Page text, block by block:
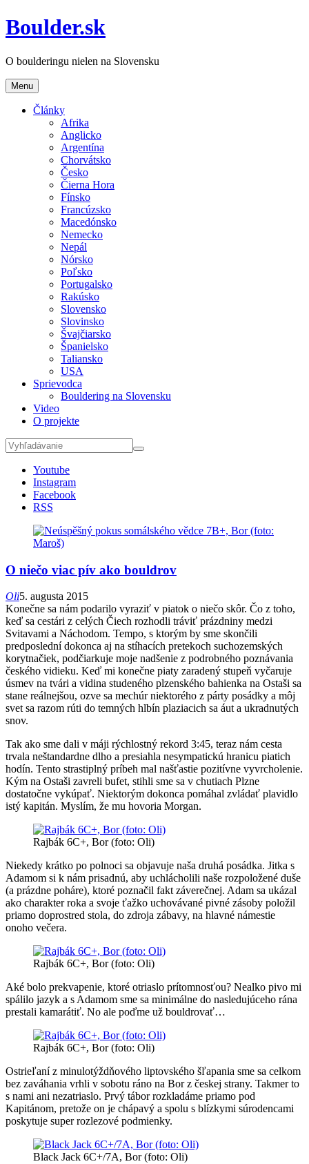
Boulder.sk
O boulderingu nielen na Slovensku
Menu
Články
Afrika
Anglicko
Argentína
Chorvátsko
Česko
Čierna Hora
Fínsko
Francúzsko
Macedónsko
Nemecko
Nepál
Nórsko
Poľsko
Portugalsko
Rakúsko
Slovensko
Slovinsko
Švajčiarsko
Španielsko
Taliansko
USA
Sprievodca
Bouldering na Slovensku
Video
O projekte
Youtube
Instagram
Facebook
RSS
O niečo viac pív ako bouldrov
Oli5. augusta 2015
Konečne sa nám podarilo vyraziť v piatok o niečo skôr. Čo z toho,
keď sa cestári z celých Čiech rozhodli tráviť prázdniny medzi
Svitavami a Náchodom. Tempo, s ktorým by sme skončili
predposlední dokonca aj na stíhacích pretekoch suchozemských
korytnačiek, podčiarkuje moje nadšenie z podrobného poznávania
českého vidieku. Keď mi konečne piaty zaradený stupeň vyčaruje
úsmev na tvári a vidina studeného plzenského bahienka na Ostaši sa
stane reálnejšou, ozve sa mechúr niektorého z párty posádky a môj
svet sa razom rúti do temných hlbín plaziacich sa áut a ukradnutých
snov.
Tak ako sme dali v máji rýchlostný rekord 3:45, teraz nám cesta
trvala neštandardne dlho a presiahla nesympatickú hranicu piatich
hodín. Tento strastiplný príbeh mal našťastie pozitívne vyvrcholenie.
Kým na Ostaši zavreli bufet, stihli sme sa v chutiach Plzne
dostatočne vykúpať. Niektorým dokonca pomáhal zvládať plavidlo
istý kapitán. Myslím, že mu hovoria Morgan.
Rajbák 6C+, Bor (foto: Oli)
Niekedy krátko po polnoci sa objavuje naša druhá posádka. Jitka s
Adamom si k nám prisadnú, aby uchlácholili naše rozpoložené duše
(a prázdne poháre), ktoré poznačil fakt záverečnej. Adam sa ukázal
ako charakter roka a svoje ťažko uchovávané pivné zásoby položil
priamo doprostred stola, do zdroja zábavy, na hlavné námestie
onoho večera.
Rajbák 6C+, Bor (foto: Oli)
Aké bolo prekvapenie, ktoré otriaslo prítomnosťou? Nealko pivo mi
spálilo jazyk a s Adamom sme sa minimálne do nasledujúceho rána
prestali kamarátiť. No ale poďme už bouldrovať…
Rajbák 6C+, Bor (foto: Oli)
Ostrieľaní z minulotýždňového liptovského šľapania sme sa celkom
bez zaváhania vrhli v sobotu ráno na Bor z českej strany. Takmer to
s nami ani nezatriaslo. Prvý tábor rozkladáme priamo pod
Kapitánom, pretože on je chápavý a spolu s blízkymi súrodencami
poskytuje super rozlezové podmienky.
Black Jack 6C+/7A, Bor (foto: Oli)